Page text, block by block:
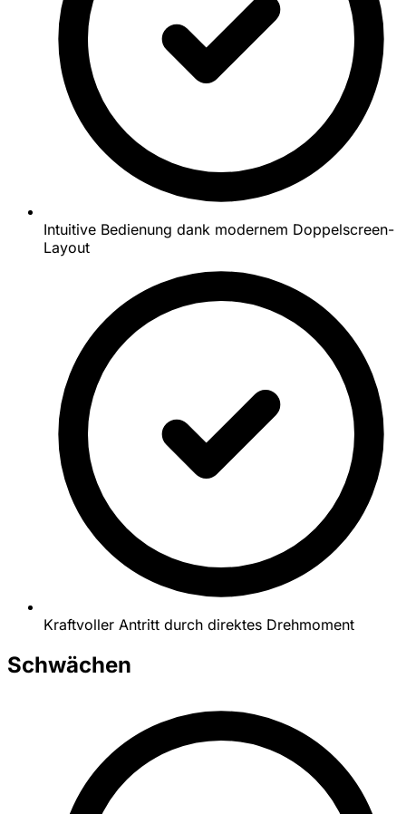
Intuitive Bedienung dank modernem Doppelscreen-
Layout
Kraftvoller Antritt durch direktes Drehmoment
Schwächen